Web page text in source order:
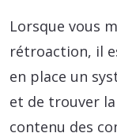
Lorsque vous
rétroaction, il
en place un
et de trouver
contenu des